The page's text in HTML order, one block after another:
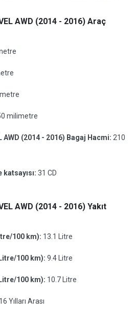
AWD (2014 - 2016) Araç
milimetre
AWD (2014 - 2016) Bagaj Hacmi: 210
31 CD
AWD (2014 - 2016) Yakıt
100 km): 13.1 Litre
100 km): 9.4 Litre
100 km): 10.7 Litre
Yılları Arası